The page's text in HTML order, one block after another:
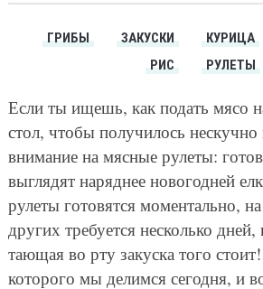
ГРИБЫ ЗАКУСКИ КУРИЦА
РИС
РУЛЕТЫ
Если ты ищешь, как подать мясо
стол, чтобы получилось
внимание на мясные рулеты:
выглядят наряднее новогодней
рулеты готовятся моментально,
других требуется несколько дней,
тающая во рту закуска того
которого мы делимся сегодня, и